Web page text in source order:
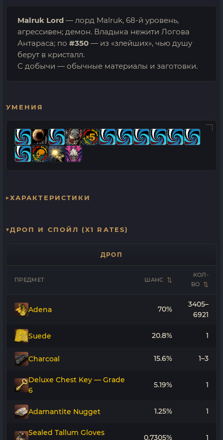
Malruk Lord — лорд Malruk, 68-й уровень,
агрессивен; демон. Владыка нежити Логова
Антараса; по #350 — из «злейших», чью душу
берут в кристалл.
С добычи — обычные материалы и заготовки.
УМЕНИЯ
ХАРАКТЕРИСТИКИ
ДРОП И СПОЙЛ (X1 RATES)
ДРОП
ПРЕДМЕТ ШАНС
КОЛ-
ВО
Adena 70%
3405–
6921
Suede 20.8% 1
Charcoal 15.6% 1–3
Deluxe Chest Key — Grade
6
5.19% 1
Adamantite Nugget 1.25% 1
Sealed Tallum Gloves
0.7305% 1